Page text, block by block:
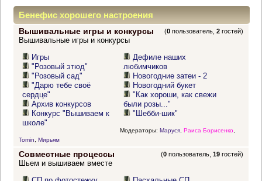
Бенефис хорошего настроения
Вышивальные игры и конкурсы (0 пользователь,2 гостей)
Вышивальные игры и конкурсы
Игры
"Розовый этюд"
"Розовый сад"
"Дарю тебе своё
сердце"
Архив конкурсов
Конкурс "Вышиваем к
школе"
Дефиле наших
любимчиков
Новогодние затеи - 2
Новогодний букет
"Как хороши, как свежи
были розы..."
"Шебби-шик"
Модераторы: Маруся, Раиса Борисенко,
Tomin
Мирьям
Совместные процессы (0 пользователь,19 гостей)
Шьем и вышиваем вместе